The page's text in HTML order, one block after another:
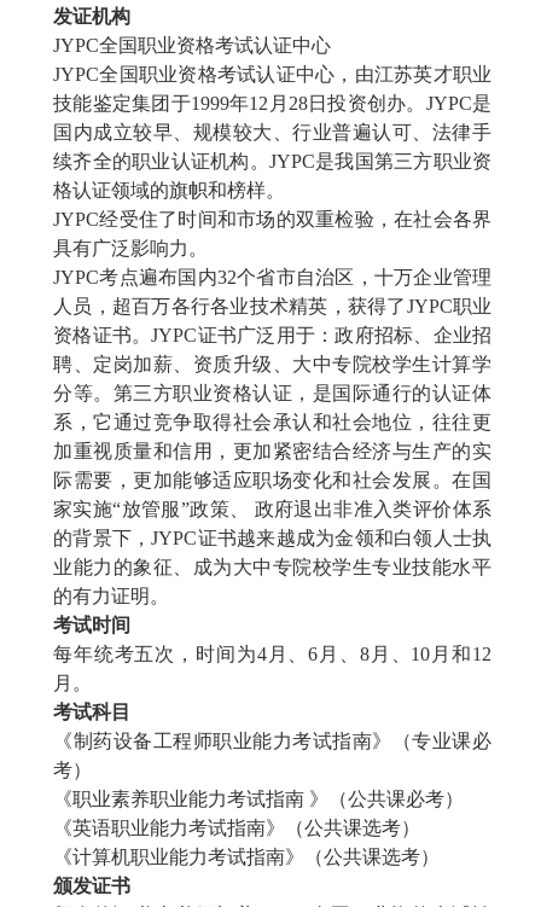
发证机构
JYPC全国职业资格考试认证中心
JYPC全国职业资格考试认证中心，由江苏英才职业
技能鉴定集团于1999年12月28日投资创办。JYPC是
国内成立较早、规模较大、行业普遍认可、法律手
续齐全的职业认证机构。JYPC是我国第三方职业资
格认证领域的旗帜和榜样。
JYPC经受住了时间和市场的双重检验，在社会各界
具有广泛影响力。
JYPC考点遍布国内32个省市自治区，十万企业管理
人员，超百万各行各业技术精英，获得了JYPC职业
资格证书。JYPC证书广泛用于：政府招标、企业招
聘、定岗加薪、资质升级、大中专院校学生计算学
分等。第三方职业资格认证，是国际通行的认证体
系，它通过竞争取得社会承认和社会地位，往往更
加重视质量和信用，更加紧密结合经济与生产的实
际需要，更加能够适应职场变化和社会发展。在国
家实施“放管服”政策、 政府退出非准入类评价体系
的背景下，JYPC证书越来越成为金领和白领人士执
业能力的象征、成为大中专院校学生专业技能水平
的有力证明。
考试时间
每年统考五次，时间为4月、6月、8月、10月和12
月。
考试科目
《制药设备工程师职业能力考试指南》（专业课必
考）
《职业素养职业能力考试指南 》（公共课必考）
《英语职业能力考试指南》（公共课选考）
《计算机职业能力考试指南》（公共课选考）
颁发证书